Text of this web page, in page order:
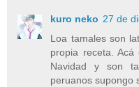
kuro neko 27 de
Loa tamales son
propia receta. Acá
Navidad y son
peruanos supongo